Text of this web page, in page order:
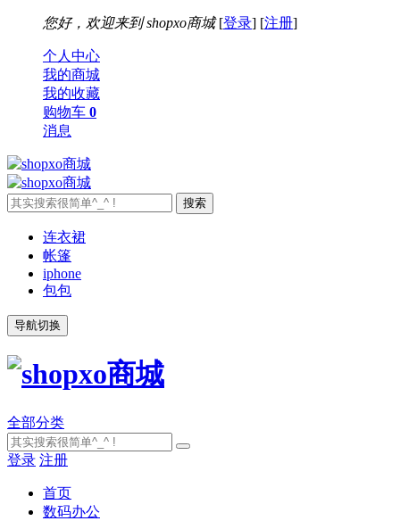
您好，欢迎来到 shopxo商城[登录] [注册]
个人中心
我的商城
我的收藏
购物车 0
消息
连衣裙
帐篷
iphone
包包
导航切换
全部分类
登录 注册
首页
数码办公